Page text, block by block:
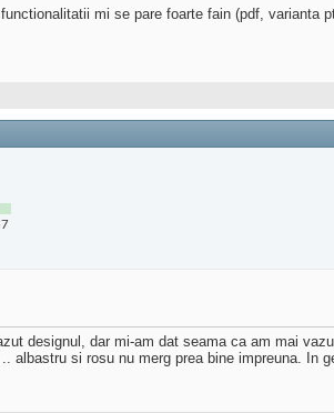
mi se pare foarte fain (pdf, varianta
designul, dar mi-am dat seama ca am mai
albastru si rosu nu merg prea bine impreuna.